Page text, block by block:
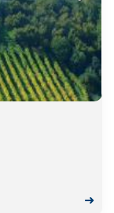
Next
➜